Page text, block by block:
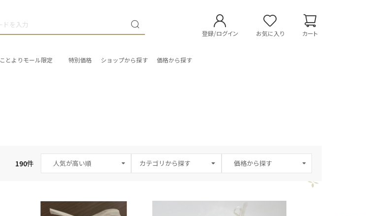
登録/ログイン お気に入り カート
ことよりモール限定 特別価格 ショップから探す 価格から探す
190件 カテゴリから探す